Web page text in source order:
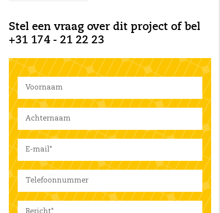
Stel een vraag over dit project of bel
+31 174 - 21 22 23